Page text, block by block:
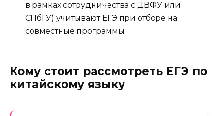
в рамках сотрудничества с ДВФУ или
СПбГУ) учитывают ЕГЭ при отборе на
совместные программы.
Кому стоит рассмотреть ЕГЭ по
китайскому языку